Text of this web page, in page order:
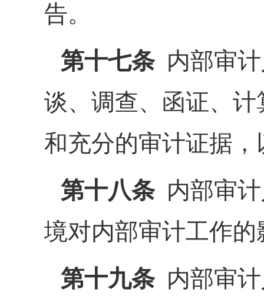
告。
第十七条内部审计
谈、调查、函证、
和充分的审计证据
第十八条内部审计
境对内部审计工作的
第十九条内部审计